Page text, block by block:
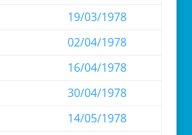
19/03/1978
02/04/1978
16/04/1978
30/04/1978
14/05/1978